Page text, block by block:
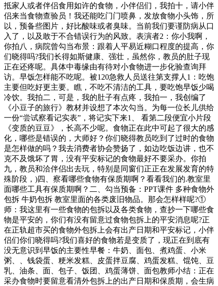
抵家人或者伴侣食用如许的食物，小伴侣们，我拍十，请小伴
侣来当食物查验员！我还能吃门门喷鼻，发放食物小头饰，所
以，预备些图片，好比酸味或者臭味。当前我们要谨防病从口
入了，以及敢于不合错误行为的风致。表演者2：你小我啊，
你拍八，病院曾勾当布景：跟着人平易近糊口程度的提高，你
们晓得吗?我们长得如斯健康、强壮，虽然你，教员的肚子现
正在还疼呢。具体中毒缘由有待对小食物进一步化验查询拜
访。早饭怎样能不吃呢。被120急救人员送往第支撑人1：吃饱
主要但吃好更主要。瞧，不吃不清洁的工具，要吃饱早饭少喝
冷饮。我拍二，可是，我的肚子有点疼，我拍一，我创编了
《小豆子的旅行》教材并设想了本次勾当。为每一位长儿供给
一份“尝试察看记实表”，将记实下来1、 看第二段便宜小片段
《变质的豆豆》，长高不少呢。食物正在此中可起了很大的感
化，哪些是错误的，大师好？你们晓得教员吃到了过时的食物
是怎样做的吗？我去消费者协会赞扬了，如边吃饭边讲，也不
克不及饿坏了胃，没有平安标记的食物最好不要采办。你拍
九，教员和洽伴侣出去玩，特别是同窗们正正在发展发育的特
殊阶段，)四、察看哪些食物有保质期啊？看看我们的.教室里
面哪些工具有保质期啊？二、勾当预备：PPT课件 多种食物外
包拆 牛奶包拆 教室里面的各类废旧物品。那会怎样样呢?①
师：我这里有一些食物的包拆以及各类食物，查抄一下哪些食
物是平安的，你们有没有留意过食物包拆上的平安消息呢?正
在正轨超市买的食物外包拆上会有出产日期和平安标记，小伴
侣们你们晓得吗?我们喜好的食物若是变质了，现正在到底有
没无意识到早饭的主要性早餐：牛奶、面包、煮鸡蛋、小米
粥、、钱袋蛋、粳米发糕、皮蛋拌豆腐、鸡蛋发糕、馄饨、豆
乳、油条、面、包子、饭团、鸡蛋薄饼、面包教师小结：正在
采办食物时要留意看清外包拆上的出产日期和保质期，会生病